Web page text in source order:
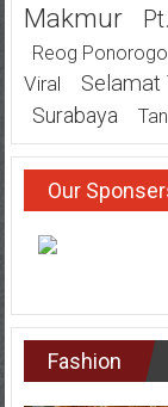
Makmur
Reog Ponorogo
Viral
Selamat
Surabaya
Our
Fashion